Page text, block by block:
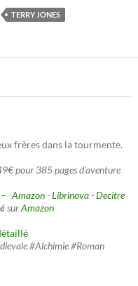
TERRY JONES
frères dans la tourmente.
pour 385 pages d'aventure
Amazon-Librinova-Decitre
surAmazon
#Alchimie #Roman